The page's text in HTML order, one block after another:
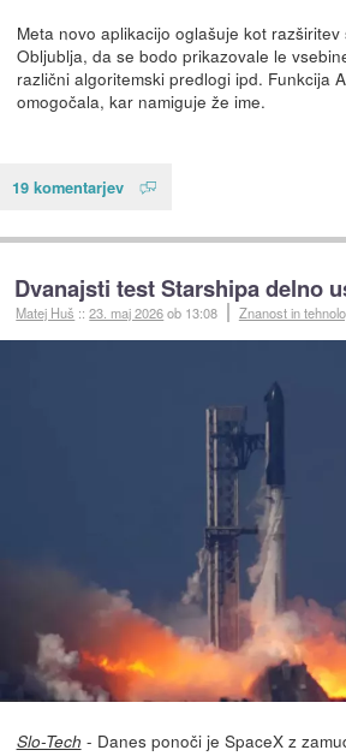
Meta novo aplikacijo oglašuje kot
Obljublja, da se bodo prikazovale le
različni algoritemski predlogi ipd. Funkcija
omogočala, kar namiguje že ime.
19 komentarjev
Dvanajsti test Starshipa delno
Matej Huš ::23. maj 2026ob 13:08 Znanost in
Slo-Tech - Danes ponoči je SpaceX z